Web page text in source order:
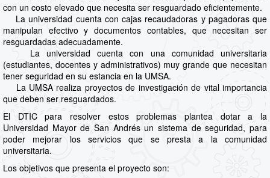
con un costo elevado que necesita ser resguardado eficientemente.
La universidad cuenta con cajas recaudadoras y pagadoras que
manipulan efectivo y documentos contables, que necesitan ser
resguardadas adecuadamente.
La universidad cuenta con una comunidad universitaria
(estudiantes, docentes y administrativos) muy grande que necesitan
tener seguridad en su estancia en la UMSA.
La UMSA realiza proyectos de investigación de vital importancia
que deben ser resguardados.
El DTIC para resolver estos problemas plantea dotar a la
Universidad Mayor de San Andrés un sistema de seguridad, para
poder mejorar los servicios que se presta a la comunidad
universitaria.
Los objetivos que presenta el proyecto son: